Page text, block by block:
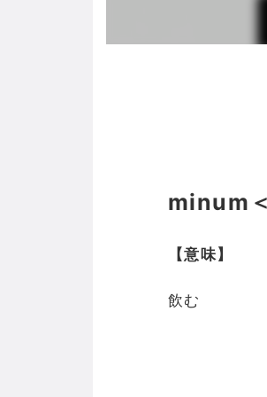
minum
【意味】
飲む